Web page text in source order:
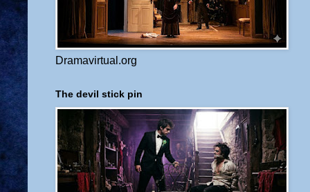
Dramavirtual.org
The devil stick pin